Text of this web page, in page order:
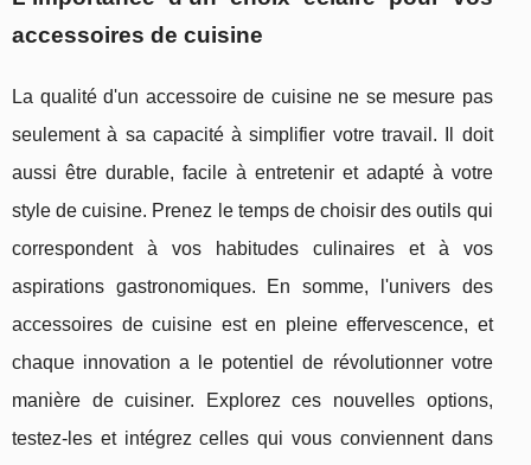
accessoires de cuisine
La qualité d'un accessoire de cuisine ne se mesure pas
seulement à sa capacité à simplifier votre travail. Il doit
aussi être durable, facile à entretenir et adapté à votre
style de cuisine. Prenez le temps de choisir des outils qui
correspondent à vos habitudes culinaires et à vos
aspirations gastronomiques. En somme, l'univers des
accessoires de cuisine est en pleine effervescence, et
chaque innovation a le potentiel de révolutionner votre
manière de cuisiner. Explorez ces nouvelles options,
testez-les et intégrez celles qui vous conviennent dans